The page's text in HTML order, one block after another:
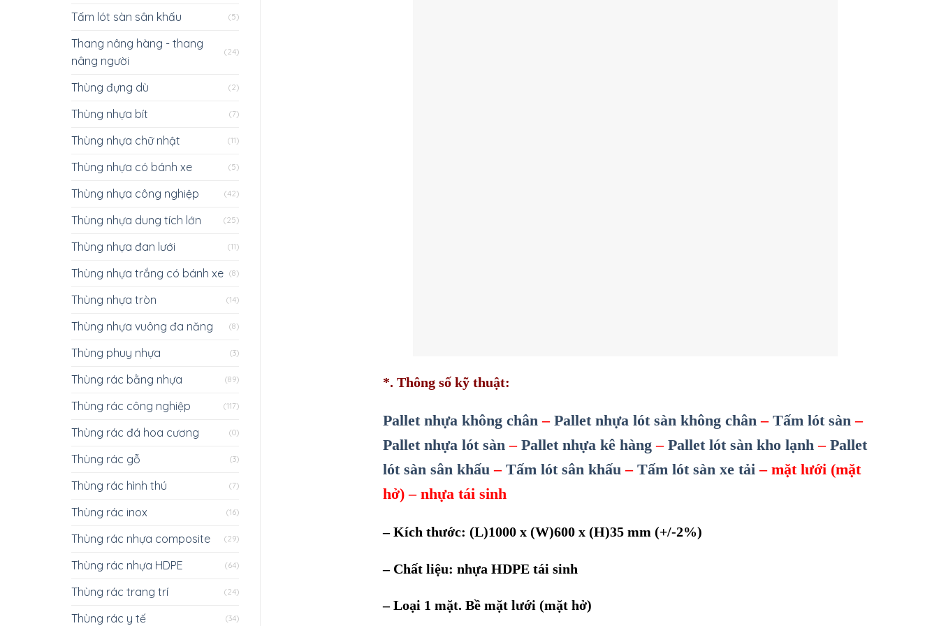
Tấm lót sàn sân khấu (5)
Thang nâng hàng - thang
nâng người
(24)
Thùng đựng dù (2)
Thùng nhựa bít (7)
Thùng nhựa chữ nhật (11)
Thùng nhựa có bánh xe (5)
Thùng nhựa công nghiệp (42)
Thùng nhựa dung tích lớn (25)
Thùng nhựa đan lưới (11)
Thùng nhựa trắng có bánh xe (8)
Thùng nhựa tròn (14)
Thùng nhựa vuông đa năng (8)
Thùng phuy nhựa (3)
Thùng rác bằng nhựa (89)
Thùng rác công nghiệp (117)
Thùng rác đá hoa cương (0)
Thùng rác gỗ (3)
Thùng rác hình thú (7)
Thùng rác inox (16)
Thùng rác nhựa composite (29)
Thùng rác nhựa HDPE (64)
Thùng rác trang trí (24)
Thùng rác y tế (34)
*. Thông số kỹ thuật:
Pallet nhựa không chân– Pallet nhựa lót sàn không chân– Tấm lót sàn–
Pallet nhựa lót sàn– Pallet nhựa kê hàng– Pallet lót sàn kho lạnh– Pallet
lót sàn sân khấu– Tấm lót sân khấu– Tấm lót sàn xe tải– mặt lưới (mặt
hở) – nhựa tái sinh
– Kích thước: (L)1000 x(W)600 x(H)35 mm (+/-2%)
– Chất liệu: nhựa HDPE tái sinh
– Loại 1 mặt. Bề mặt lưới (mặt hở)